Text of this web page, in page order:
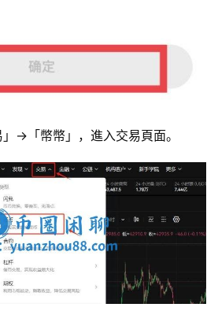
→「幣幣」，進入交易頁面。